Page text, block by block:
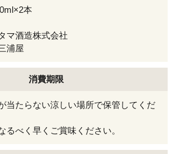
本
マ酒造株式会社
浦屋
消費期限
当たらない涼しい場所で保管してくだ
く早くご賞味ください。